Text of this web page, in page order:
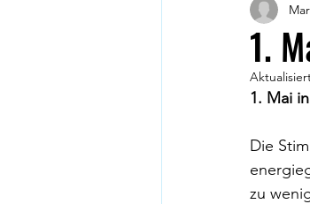
Beitrag MAS
ISL 3rd
1.
1. Mai
Die
zu